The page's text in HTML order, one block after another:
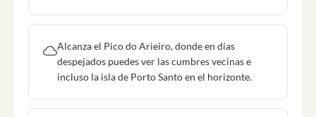
Alcanza el Pico do Arieiro, donde en días
despejados puedes ver las cumbres vecinas e
incluso la isla de Porto Santo en el horizonte.